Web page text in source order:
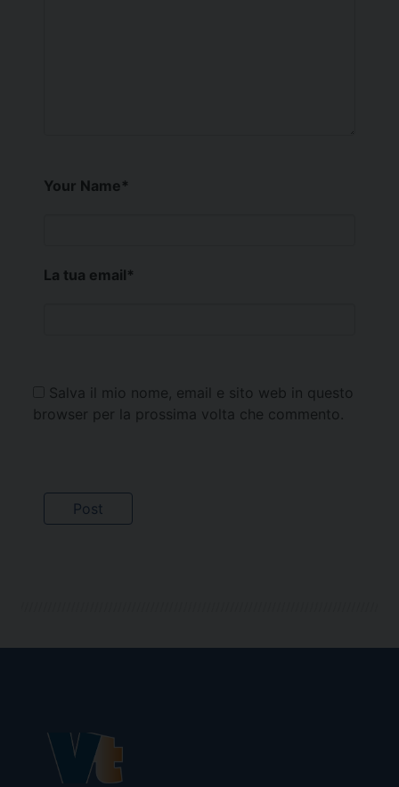
Your Name*
La tua email*
Salva il mio nome, email e sito web in questo
browser per la prossima volta che commento.